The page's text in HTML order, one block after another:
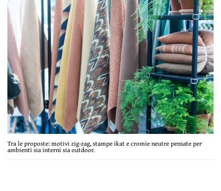
Tra le proposte: motivi zig-zag, stampe ikat e cromie neutre pensate per
ambienti sia interni sia outdoor.